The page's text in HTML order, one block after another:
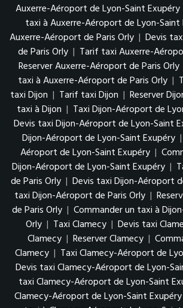
Auxerre-Aéroport de Lyon-Saint Exupéry
taxi à Auxerre-Aéroport de Lyon-Saint
Auxerre-Aéroport de Paris Orly | Devis
de Paris Orly | Tarif taxi Auxerre-
Reserver Auxerre-Aéroport de Paris Orly
taxi à Auxerre-Aéroport de Paris Orly |
taxi Dijon | Tarif taxi Dijon | Reserver
taxi à Dijon | Taxi Dijon-Aéroport de
Devis taxi Dijon-Aéroport de Lyon-Saint
Dijon-Aéroport de Lyon-Saint Exupéry |
Aéroport de Lyon-Saint Exupéry |
Dijon-Aéroport de Lyon-Saint Exupéry |
de Paris Orly | Devis taxi Dijon-Aéroport
taxi Dijon-Aéroport de Paris Orly |
de Paris Orly | Commander un taxi à
Orly | Taxi Clamecy | Devis taxi
Clamecy | Reserver Clamecy |
Clamecy | Taxi Clamecy-Aéroport de
Devis taxi Clamecy-Aéroport de Lyon-
taxi Clamecy-Aéroport de Lyon-Saint
Clamecy-Aéroport de Lyon-Saint Exupéry